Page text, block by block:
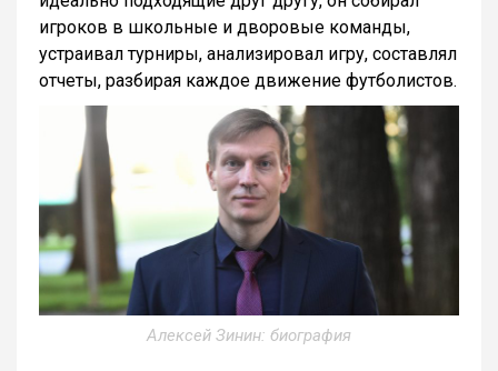
игроков в школьные и дворовые команды,
устраивал турниры, анализировал игру, составлял
отчеты, разбирая каждое движение футболистов.
Алексей Зинин: биография